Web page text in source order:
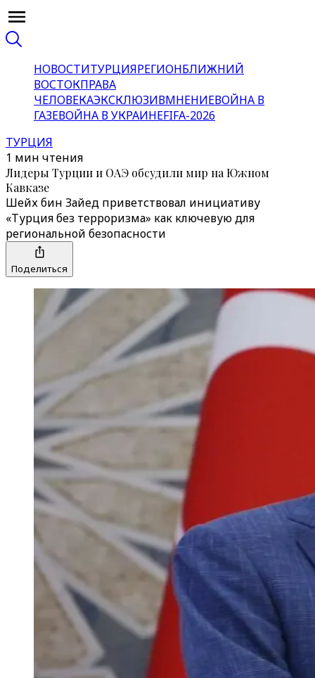
НОВОСТИТУРЦИЯРЕГИОНБЛИЖНИЙ
ВОСТОКПРАВА
ЧЕЛОВЕКАЭКСКЛЮЗИВМНЕНИЕВОЙНА В
ГАЗЕВОЙНА В УКРАИНЕFIFA-2026
ТУРЦИЯ
1 мин чтения
Лидеры Турции и ОАЭ обсудили мир на Южном
Кавказе
Шейх бин Зайед приветствовал инициативу
«Турция без терроризма» как ключевую для
региональной безопасности
Поделиться